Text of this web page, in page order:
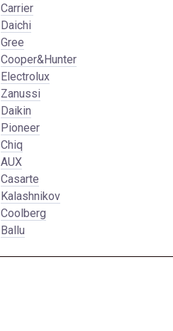
Carrier
Daichi
Gree
Cooper&Hunter
Electrolux
Zanussi
Daikin
Pioneer
Chiq
AUX
Casarte
Kalashnikov
Coolberg
Ballu